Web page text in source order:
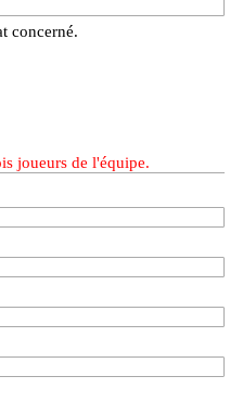
concerné.
joueurs de l'équipe.